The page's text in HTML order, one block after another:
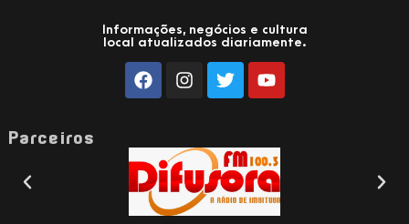
Informações, negócios e cultura
local atualizados diariamente.
Parceiros